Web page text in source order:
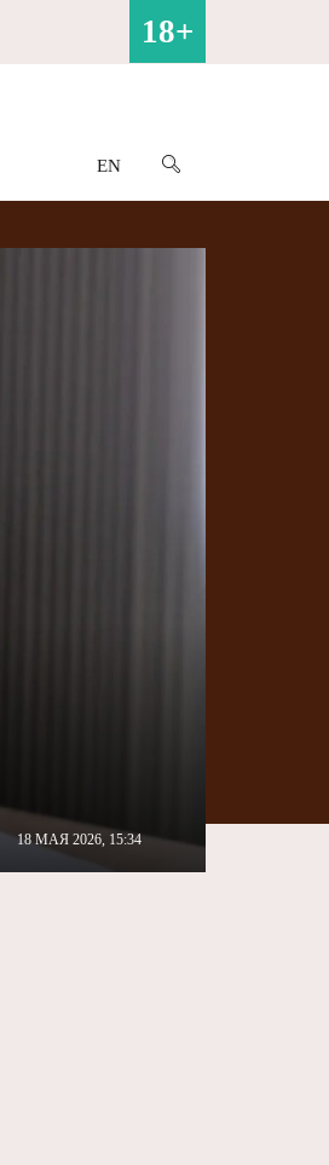
18+
EN
18 МАЯ 2026, 15:34